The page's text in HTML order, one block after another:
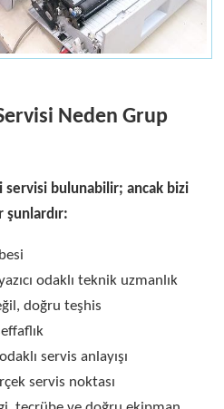
Neden Grup
servisi bulunabilir; ancak bizi
şunlardır:
odaklı teknik uzmanlık
doğru teşhis
servis anlayışı
servis noktası